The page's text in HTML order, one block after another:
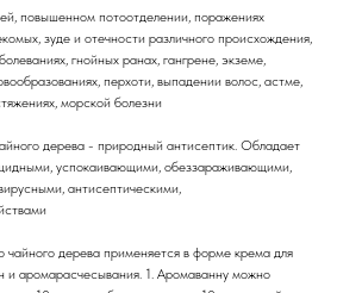
повышенном потоотделении, поражениях
зуде и отечности различного происхождения,
гнойных ранах, гангрене, экземе,
перхоти, выпадении волос, астме,
морской болезни
дерева - природный антисептик. Обладает
успокаивающими, обеззараживающими,
антисептическими,
чайного дерева применяется в форме крема для
и аромарасчесывания. 1. Аромаванну можно